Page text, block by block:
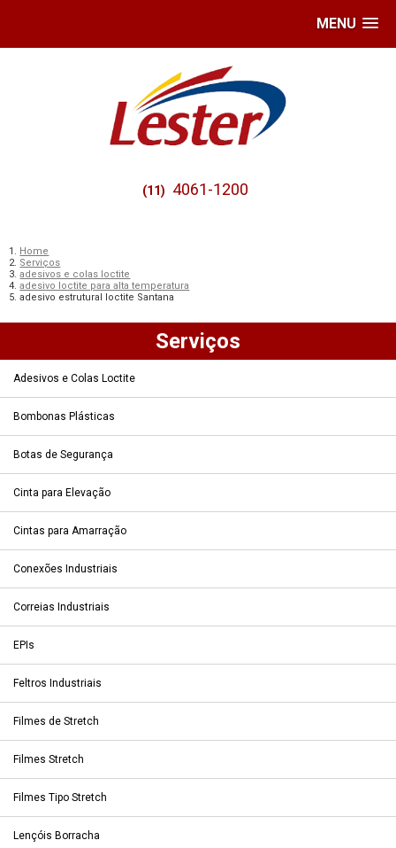
MENU
(11) 4061-1200
Home
Serviços
adesivos e colas loctite
adesivo loctite para alta temperatura
adesivo estrutural loctite Santana
Serviços
Adesivos e Colas Loctite
Bombonas Plásticas
Botas de Segurança
Cinta para Elevação
Cintas para Amarração
Conexões Industriais
Correias Industriais
EPIs
Feltros Industriais
Filmes de Stretch
Filmes Stretch
Filmes Tipo Stretch
Lençóis Borracha